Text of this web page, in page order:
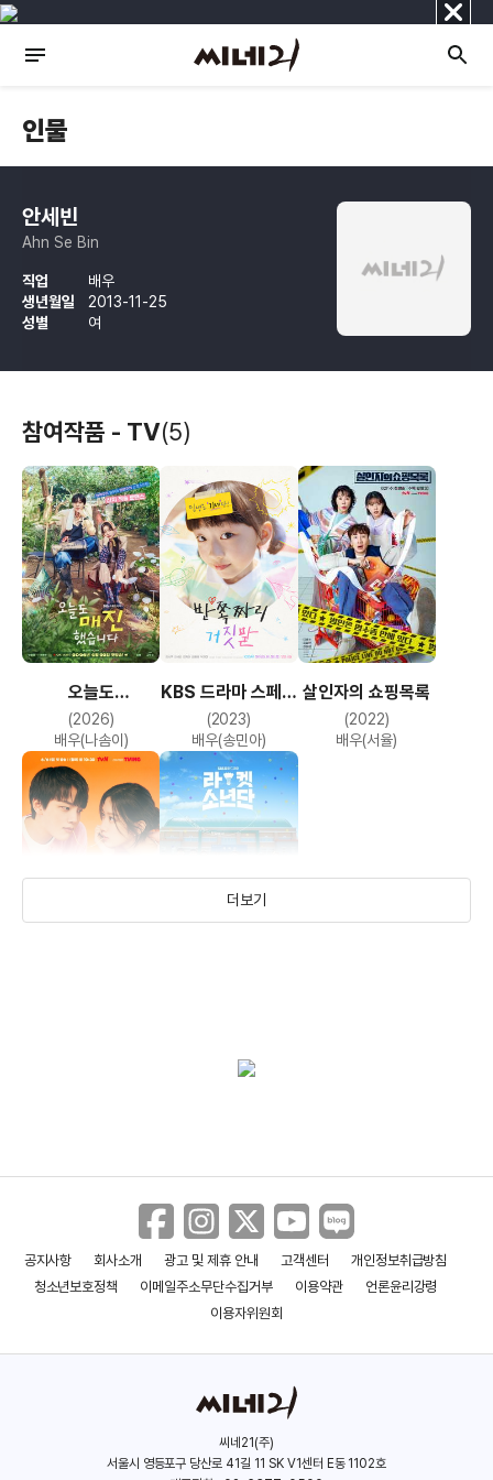
닫
기
인물
안세빈
Ahn Se Bin
직업
배우
생년월일
2013-11-25
성별
여
참여작품 - TV(5)
오늘도
매진했습니다
(2026)
배우(나솜이)
KBS 드라마 스페셜
2023 - 반쪽짜리
거짓말
(2023)
배우(송민아)
살인자의 쇼핑목록
(2022)
배우(서율)
더보기
공지사항 회사소개 광고 및 제휴 안내 고객센터
개인정보취급방침
청소년보호정책
이메일주소무단수집거부 이용약관
언론윤리강령
이용자위원회
씨네21(주)
서울시 영등포구 당산로 41길 11 SK V1센터 E동 1102호